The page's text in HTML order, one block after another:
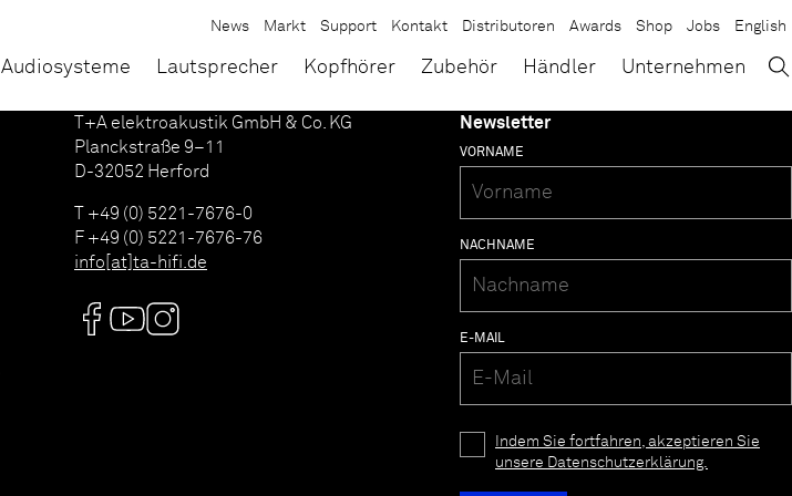
Audiosysteme Lautsprecher Kopfhörer Zubehör Händler Unternehmen
News Markt Support Kontakt Distributoren Awards Shop Jobs English
T+A elektroakustik GmbH & Co. KG
Planckstraße 9–11
D-32052 Herford
T +49 (0) 5221-7676-0
F +49 (0) 5221-7676-76
info[at]ta-hifi.de
Newsletter
VORNAME
NACHNAME
E-MAIL
Indem Sie fortfahren, akzeptieren Sie
unsere Datenschutzerklärung.
→ ×